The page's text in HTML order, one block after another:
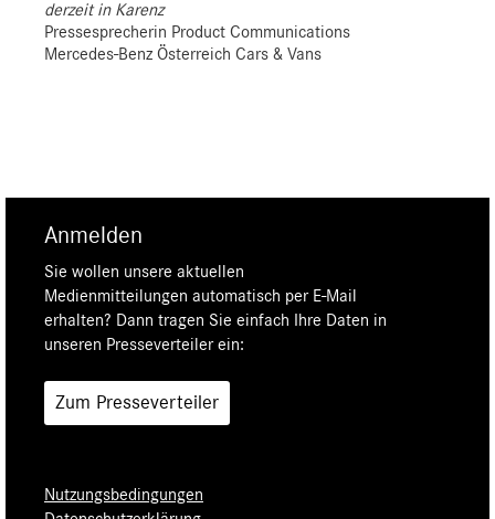
derzeit in Karenz
Pressesprecherin Product Communications
Mercedes-Benz Österreich Cars & Vans
Anmelden
Sie wollen unsere aktuellen
Medienmitteilungen automatisch per E-Mail
erhalten? Dann tragen Sie einfach Ihre Daten in
unseren Presseverteiler ein:
Zum Presseverteiler
Nutzungsbedingungen